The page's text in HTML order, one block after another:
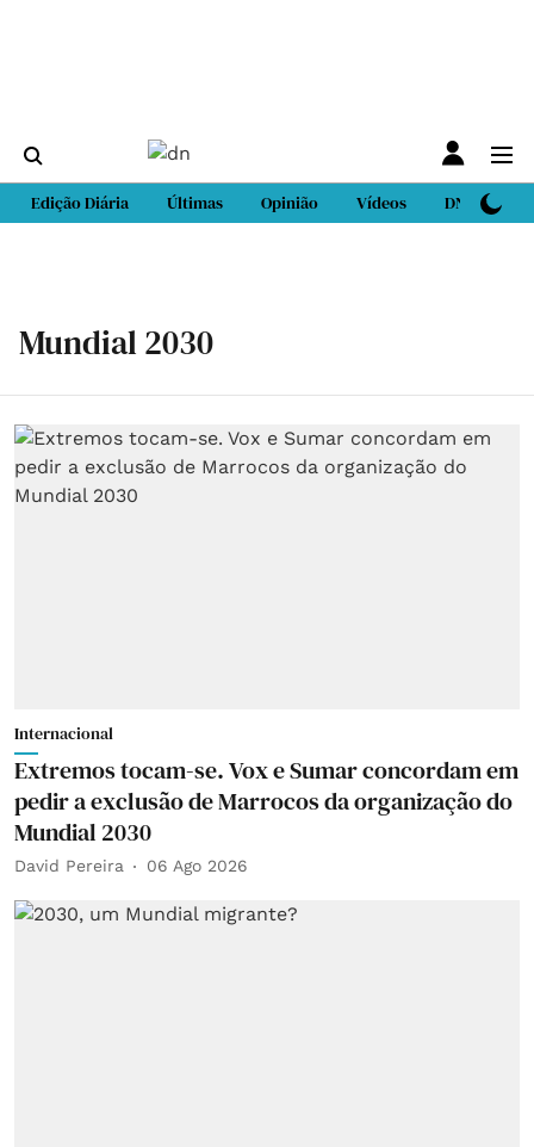
Edição Diária Últimas Opinião Vídeos DN Sport
Mundial 2030
Internacional
Extremos tocam-se. Vox e Sumar concordam em
pedir a exclusão de Marrocos da organização do
Mundial 2030
David Pereira 06 Ago 2026